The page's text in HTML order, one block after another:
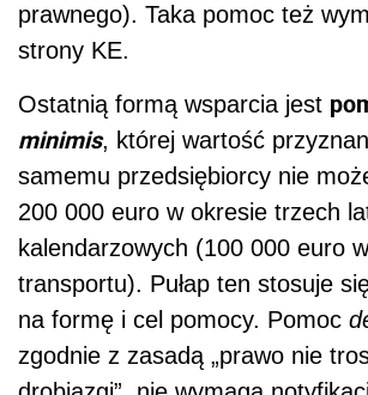
prawnego). Taka pomoc też
strony KE.
Ostatnią formą wsparcia jest
minimis, której wartość
samemu przedsiębiorcy nie
200 000 euro w okresie trzech
kalendarzowych (100 000 euro
transportu). Pułap ten stosuje
na formę i cel pomocy. Pomoc
zgodnie z zasadą „prawo nie